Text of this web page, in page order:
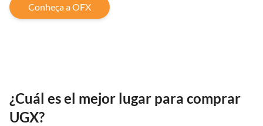
Conheça a OFX
¿Cuál es el mejor lugar para comprar
UGX?